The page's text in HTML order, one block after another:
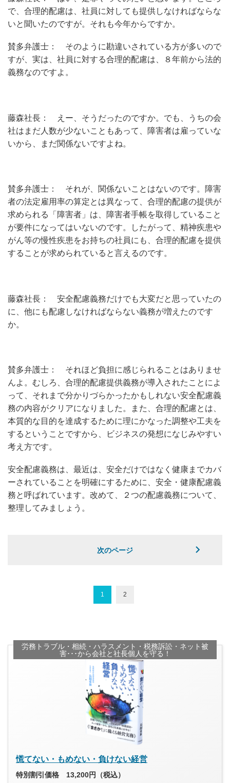
で、合理的配慮は、社員に対しても提供しなければならな
いと聞いたのですが。それも今年からですか。
賛多弁護士： そのように勘違いされている方が多いので
すが、実は、社員に対する合理的配慮は、８年前から法的
義務なのですよ。
藤森社長： えー、そうだったのですか。でも、うちの会
社はまだ人数が少ないこともあって、障害者は雇っていな
いから、まだ関係ないですよね。
賛多弁護士： それが、関係ないことはないのです。障害
者の法定雇用率の算定とは異なって、合理的配慮の提供が
求められる「障害者」は、障害者手帳を取得していること
が要件になってはいないのです。したがって、精神疾患や
がん等の慢性疾患をお持ちの社員にも、合理的配慮を提供
することが求められていると言えるのです。
藤森社長： 安全配慮義務だけでも大変だと思っていたの
に、他にも配慮しなければならない義務が増えたのです
か。
賛多弁護士： それほど負担に感じられることはありませ
んよ。むしろ、合理的配慮提供義務が導入されたことによ
って、それまで分かりづらかったかもしれない安全配慮義
務の内容がクリアになりました。また、合理的配慮とは、
本質的な目的を達成するために理にかなった調整や工夫を
するということですから、ビジネスの発想になじみやすい
考え方です。
安全配慮義務は、最近は、安全だけではなく健康までカバ
ーされていることを明確にするために、安全・健康配慮義
務と呼ばれています。改めて、２つの配慮義務について、
整理してみましょう。
次のページ
1 2
労務トラブル・相続・ハラスメント・税務訴訟・ネット被
害･･･から会社と社長個人を守る！
慌てない・もめない・負けない経営
特別割引価格 13,200円（税込）